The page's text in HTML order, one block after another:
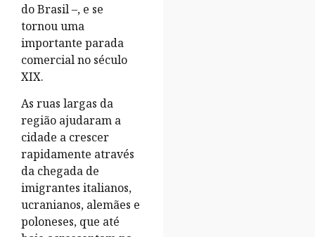
do Brasil –, e se
tornou uma
importante parada
comercial no século
XIX.
As ruas largas da
região ajudaram a
cidade a crescer
rapidamente através
da chegada de
imigrantes italianos,
ucranianos, alemães e
poloneses, que até